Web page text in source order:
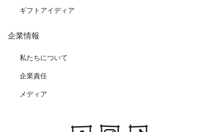
ギフトアイディア
企業情報
私たちについて
企業責任
メディア